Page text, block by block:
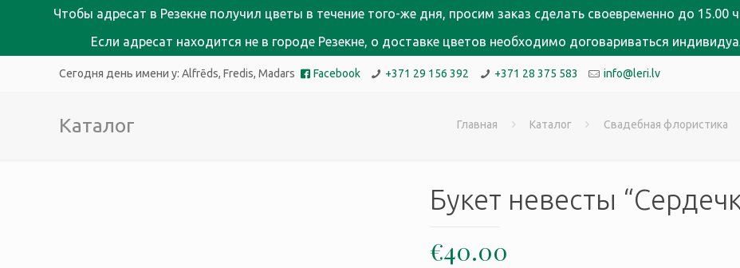
Чтобы адресат в Резекне получил цветы в течение того-же дня, просим заказ сделать своевременно до 15.00
Если адресат находится не в городе Резекне, о доставке цветов необходимо договариваться
Сегодня день имени у:Alfrēds, Fredis, Madars Facebook +371 29 156 392 +371 28 375 583 info@leri.lv
Каталог Главная Каталог Свадебная флористика
Букет невесты
€40.00